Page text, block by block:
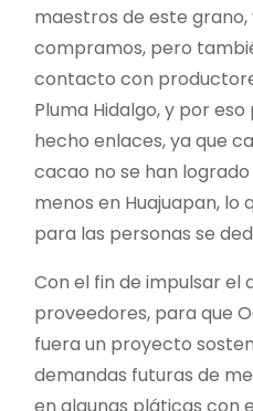
maestros de este grano,
compramos, pero
contacto con
Pluma Hidalgo, y por
hecho enlaces, ya que
cacao no se han
menos en Huajuapan, lo
para las personas se
Con el fin de impulsar el
proveedores, para que
fuera un proyecto
demandas futuras de
en algunas pláticas con